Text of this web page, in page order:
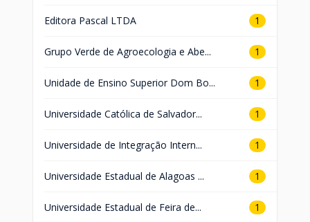
Editora Pascal LTDA 1
Grupo Verde de Agroecologia e Abe... 1
Unidade de Ensino Superior Dom Bo... 1
Universidade Católica de Salvador... 1
Universidade de Integração Intern... 1
Universidade Estadual de Alagoas ... 1
Universidade Estadual de Feira de... 1